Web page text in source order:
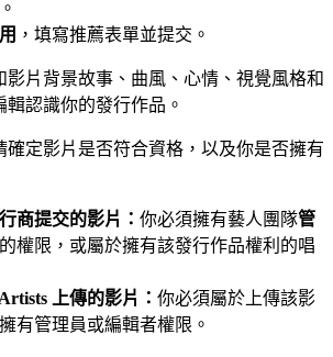
，填寫推薦表單並提交。
影片背景故事、曲風、心情、視覺風格和
認識你的發行作品。
確定影片是否符合資格，以及你是否擁有
商提交的影片： 你必須擁有藝人團隊管
的權限，或屬於擁有該發行作品權利的唱
上傳的影片： 你必須屬於上傳該影
有管理員或編輯者權限。